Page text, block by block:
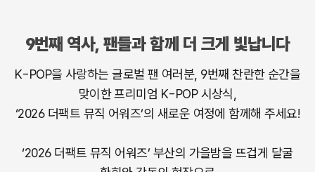
9번째 역사, 팬들과 함께 더 크게 빛납니다
K-POP을 사랑하는 글로벌 팬 여러분, 9번째 찬란한 순간을
맞이한 프리미엄 K-POP 시상식,
‘2026 더팩트 뮤직 어워즈’의 새로운 여정에 함께해 주세요!
‘2026 더팩트 뮤직 어워즈’ 부산의 가을밤을 뜨겁게 달굴